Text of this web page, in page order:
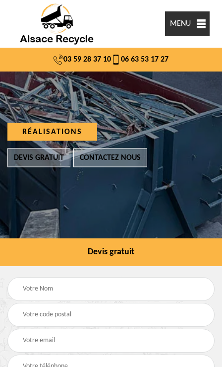
MENU
03 59 28 37 10 06 63 53 17 27
RÉALISATIONS
DEVIS GRATUIT CONTACTEZ NOUS
Devis gratuit